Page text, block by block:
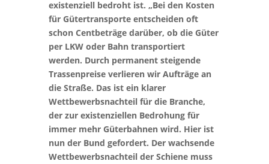
existenziell bedroht ist. „Bei den Kosten
für Gütertransporte entscheiden oft
schon Centbeträge darüber, ob die Güter
per LKW oder Bahn transportiert
werden. Durch permanent steigende
Trassenpreise verlieren wir Aufträge an
die Straße. Das ist ein klarer
Wettbewerbsnachteil für die Branche,
der zur existenziellen Bedrohung für
immer mehr Güterbahnen wird. Hier ist
nun der Bund gefordert. Der wachsende
Wettbewerbsnachteil der Schiene muss